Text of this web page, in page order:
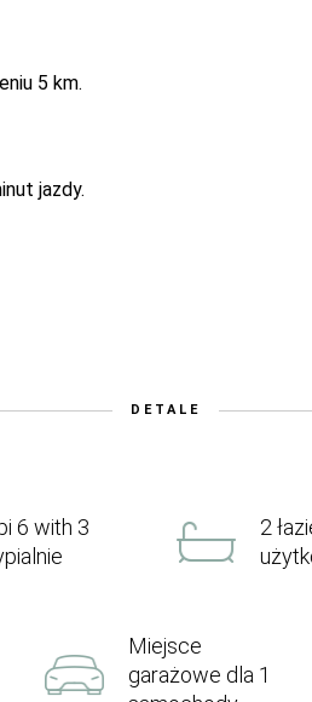
5 km.
jazdy.
DETALE
6 with 3
2
Miejsce
garażowe dla 1